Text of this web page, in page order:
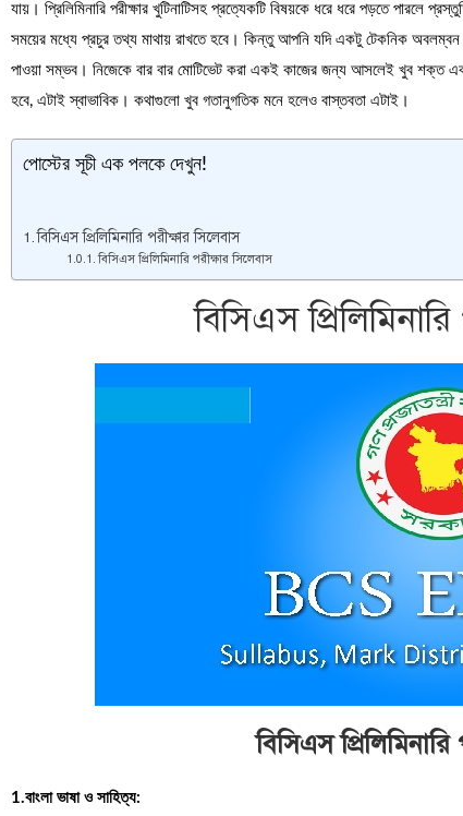
যায়। প্রিলিমিনারি পরীক্ষার খুটিনাটিসহ প্রত্যেকটি বিষয়কে ধরে ধরে পড়তে পারলে
সময়ের মধ্যে প্রচুর তথ্য মাথায় রাখতে হবে। কিন্তু আপনি যদি একটু টেকনিক অবলম্বন
পাওয়া সম্ভব। নিজেকে বার বার মোটিভেট করা একই কাজের জন্য আসলেই খুব শক্ত
হবে, এটাই স্বাভাবিক। কথাগুলো খুব গতানুগতিক মনে হলেও বাস্তবতা এটাই।
পোস্টের সূচী এক পলকে দেখুন!
বিসিএস প্রিলিমিনারি পরীক্ষার সিলেবাস
বিসিএস প্রিলিমিনারি পরীক্ষার সিলেবাস
বিসিএস
বিসিএস
1.বাংলা ভাষা ও সাহিত্য: